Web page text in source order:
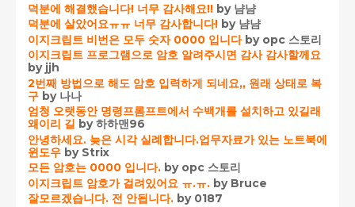
덕분에 해결했습니다! 너무 감사해요!! by 냠냠
덕분에 살았어요ㅠㅠ 너무 감사합니다! by 냠냠
이지크립트 비번은 모두 숫자 0000 입니다by opc 스토리
이지크립트 프로그램으로 암호 알려주시면 감사 감사할께요
by jjh
2번째 방법으로 해도 암호 입력하게 되네요,, 원래 상태로 복
구 by 나나
엄청 오랫동안 명령프롬프트에서 수백개를 설치하고 있길래
왜이리 길 by 하하맨96
안녕하세요. 늦은 시각 실례합니다.업무자료가 있는 노트북에
윈도우 by Strix
모든 암호는 0000 입니다. by opc 스토리
이지크립트 암호가 걸려있어요 ㅠ.ㅠ. by Bruce
잘모르겠습니다. 전 안됩니다. by 0187